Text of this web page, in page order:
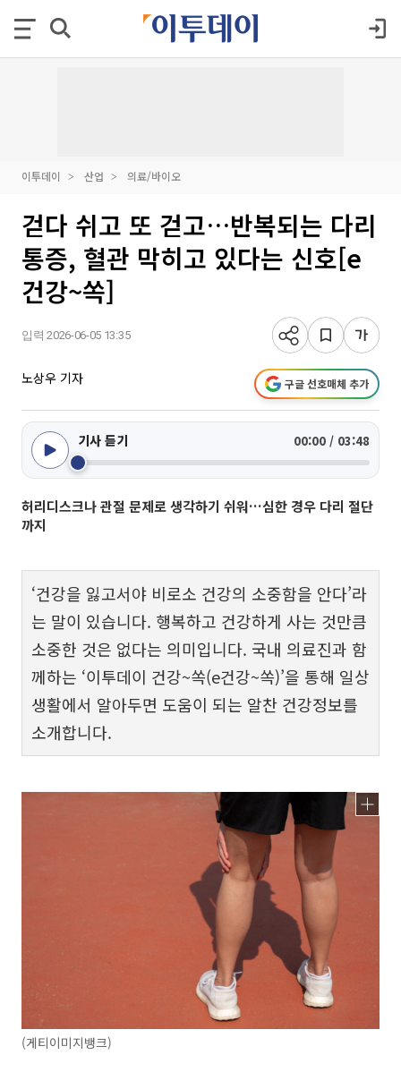
이투데이 산업 의료/바이오
걷다 쉬고 또 걷고…반복되는 다리
통증, 혈관 막히고 있다는 신호[e
건강~쏙]
입력 2026-06-05 13:35
노상우 기자 구글 선호매체 추가
기사 듣기 00:00 / 03:48
허리디스크나 관절 문제로 생각하기 쉬워…심한 경우 다리 절단
까지
‘건강을 잃고서야 비로소 건강의 소중함을 안다’라
는 말이 있습니다. 행복하고 건강하게 사는 것만큼
소중한 것은 없다는 의미입니다. 국내 의료진과 함
께하는 ‘이투데이 건강~쏙(e건강~쏙)’을 통해 일상
생활에서 알아두면 도움이 되는 알찬 건강정보를
소개합니다.
(게티이미지뱅크)